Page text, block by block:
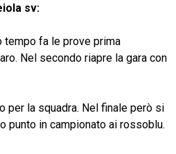
sv:
tempo fa le prove prima
Nel secondo riapre la gara con
per la squadra. Nel finale però si
punto in campionato ai rossoblu.